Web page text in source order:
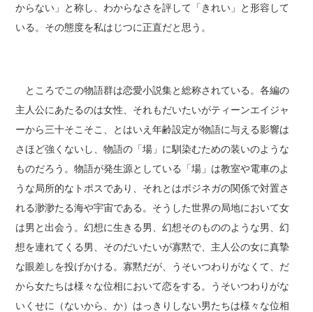
からない」と称し、わからなさを評して「きれい」と形容して
いる。その態度を私はじつに正直だと思う。
ところでこの物語群は恋愛小説集と総称されている。各編の
主人公にあたるのは女性、それもだいたいがティーンエイジャ
ーから三十そこそこ、とはいえ年齢設定が物語に与える影響は
さほど強くないし、物語の「場」に馴染むための装いのような
ものだろう。物語が発生源としている「場」は教室や電車のよ
うな局所的なトポスであり、それとはポジネガの関係で対置さ
れる渺渺たる海や宇宙である。そうした世界の局地において女
は男と出会う。幻想に生きる男、幻想そのもののような男、幻
想を連れてくる男、そのだいたいが寡黙で、主人公の女に真摯
な眼差しを投げかける。寡黙だが、うそいつわりがなくて、だ
から女たちは様々な位相において恋をする。うそいつわりがな
いくせに（ないから、か）はっきりしない男たちは様々な位相